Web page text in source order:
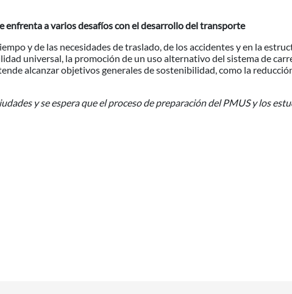
enfrenta a varios desafíos con el desarrollo del transporte
y de las necesidades de traslado, de los accidentes y en la
universal, la promoción de un uso alternativo del sistema de
alcanzar objetivos generales de sostenibilidad, como la
y se espera que el proceso de preparación del PMUS y los